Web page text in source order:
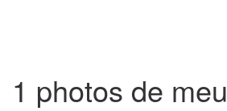
1 photos de